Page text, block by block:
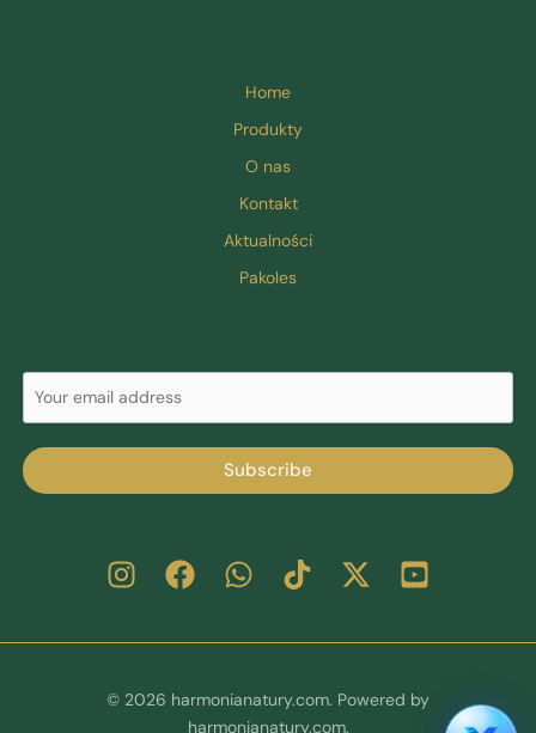
Home
Produkty
O nas
Kontakt
Aktualności
Pakoles
Subscribe
© 2026 harmonianatury.com. Powered by
harmonianatury.com.